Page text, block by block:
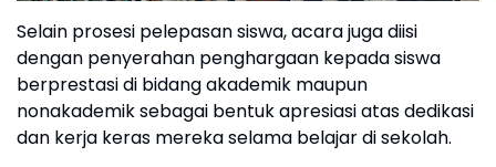
Selain prosesi pelepasan siswa, acara juga diisi
dengan penyerahan penghargaan kepada siswa
berprestasi di bidang akademik maupun
nonakademik sebagai bentuk apresiasi atas dedikasi
dan kerja keras mereka selama belajar di sekolah.